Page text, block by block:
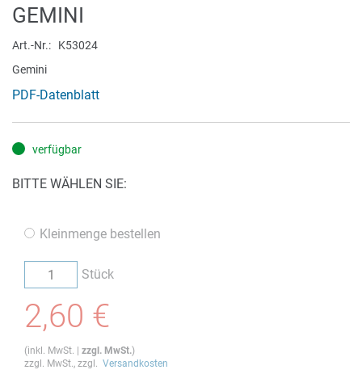
Zum
Anfang
der
Bildergalerie
GEMINI
Art.-Nr.
K53024
Gemini
PDF-Datenblatt
verfügbar
BITTE WÄHLEN SIE:
Kleinmenge bestellen
Stück
2,60 €
(inkl. MwSt. zzgl. MwSt.)
zzgl. MwSt., zzgl. Versandkosten